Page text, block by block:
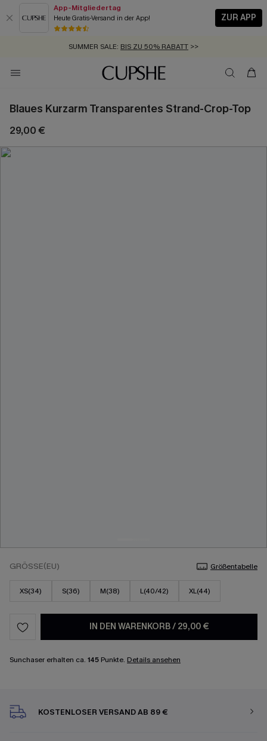
App-Mitgliedertag
Heute Gratis-Versand in der App! ZUR APP
GRATIS MASSBAND MIT JEDEM SCHNELLVERSAND-ARTIKEL >>
SUMMER SALE: BIS ZU 50% RABATT >>
ZUM NEWSLETTER:BIS ZU -20% EXTRA ERHALTEN
KOSTENLOSER VERSAND AB 89 €
Blaues Kurzarm Transparentes Strand-Crop-Top
29,00 €
GRÖSSE(EU) Größentabelle
XS(34) S(36) M(38) L(40/42) XL(44)
IN DEN WARENKORB/ 29,00 €
Sunchaser erhalten ca. 145 Punkte. Details ansehen
KOSTENLOSER VERSAND AB 89 €